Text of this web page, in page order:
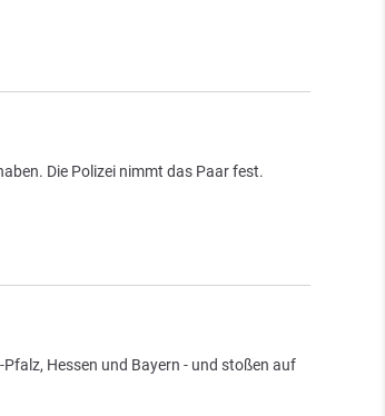
Die Polizei nimmt das Paar fest.
Hessen und Bayern - und stoßen auf